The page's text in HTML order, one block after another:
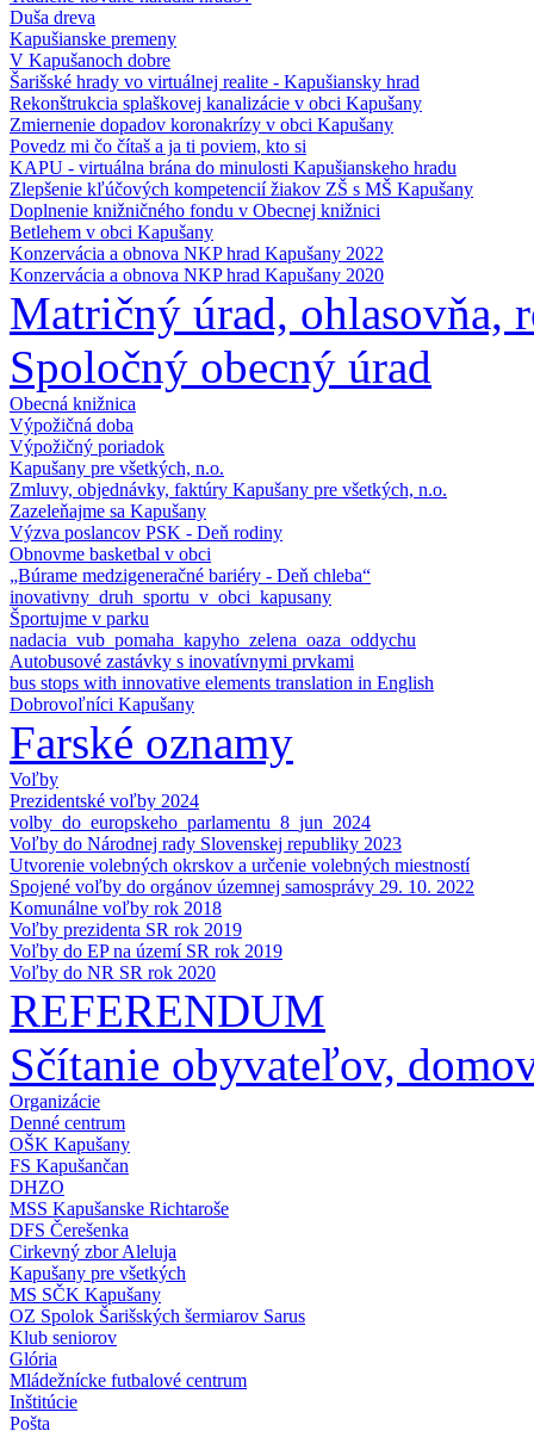
Duša dreva
Kapušianske premeny
V Kapušanoch dobre
Šarišské hrady vo virtuálnej realite - Kapušiansky hrad
Rekonštrukcia splaškovej kanalizácie v obci Kapušany
Zmiernenie dopadov koronakrízy v obci Kapušany
Povedz mi čo čítaš a ja ti poviem, kto si
KAPU - virtuálna brána do minulosti Kapušianskeho hradu
Zlepšenie kľúčových kompetencií žiakov ZŠ s MŠ Kapušany
Doplnenie knižničného fondu v Obecnej knižnici
Betlehem v obci Kapušany
Konzervácia a obnova NKP hrad Kapušany 2022
Konzervácia a obnova NKP hrad Kapušany 2020
Matričný úrad, ohlasovňa,
Spoločný obecný úrad
Obecná knižnica
Výpožičná doba
Výpožičný poriadok
Kapušany pre všetkých, n.o.
Zmluvy, objednávky, faktúry Kapušany pre všetkých, n.o.
Zazeleňajme sa Kapušany
Výzva poslancov PSK - Deň rodiny
Obnovme basketbal v obci
„Búrame medzigeneračné bariéry - Deň chleba“
inovativny_druh_sportu_v_obci_kapusany
Športujme v parku
nadacia_vub_pomaha_kapyho_zelena_oaza_oddychu
Autobusové zastávky s inovatívnymi prvkami
bus stops with innovative elements translation in English
Dobrovoľníci Kapušany
Farské oznamy
Voľby
Prezidentské voľby 2024
volby_do_europskeho_parlamentu_8_jun_2024
Voľby do Národnej rady Slovenskej republiky 2023
Utvorenie volebných okrskov a určenie volebných miestností
Spojené voľby do orgánov územnej samosprávy 29. 10. 2022
Komunálne voľby rok 2018
Voľby prezidenta SR rok 2019
Voľby do EP na území SR rok 2019
Voľby do NR SR rok 2020
REFERENDUM
Sčítanie obyvateľov,
Organizácie
Denné centrum
OŠK Kapušany
FS Kapušančan
DHZO
MSS Kapušanske Richtaroše
DFS Čerešenka
Cirkevný zbor Aleluja
Kapušany pre všetkých
MS SČK Kapušany
OZ Spolok Šarišských šermiarov Sarus
Klub seniorov
Glória
Mládežnícke futbalové centrum
Inštitúcie
Pošta